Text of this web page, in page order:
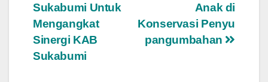
Anak di
Konservasi Penyu
pangumbahan
Sukabumi Untuk
Mengangkat
Sinergi KAB
Sukabumi